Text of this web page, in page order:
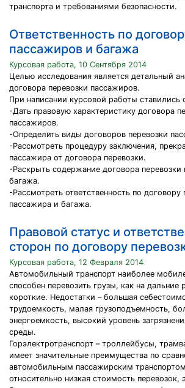
транспорта и требованиями безопасности.
Ответственность по
пассажиров и багажа
Курсовая работа, 10 Сентября 2014
Целью исследования является детальный
договора перевозки пассажиров.
При написании курсовой работы ставились
-Дать правовую характеристику договора
пассажиров.
-Определить виды договоров перевозки
-Рассмотреть процедуру заключения,
пассажира от договора перевозки.
-Раскрыть содержание договора перевозки
багажа.
-Рассмотреть ответственность по договору
пассажира и багажа.
Правовой статус и
сторон по договору
Курсовая работа, 12 Февраля 2014
Автомобильный транспорт наиболее
способен перевозить грузы, как на дальние
короткие. Недостатки – большая
трудоемкость, малая грузоподъемность,
энергоемкость, высокий уровень
среды.
Горэлектротранспорт – троллейбусы,
имеет значительные преимущества по
автомобильным пассажирским
относительно низкая стоимость перевозок,